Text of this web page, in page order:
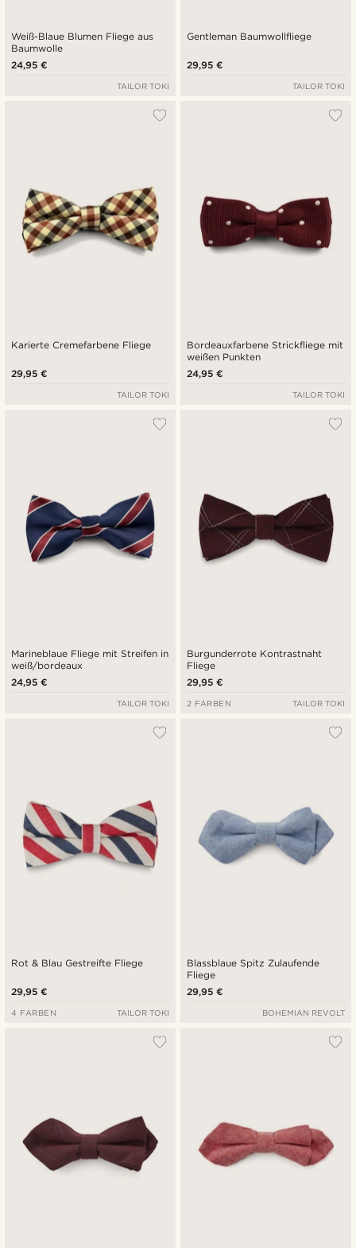
Weiß-Blaue Blumen Fliege aus
Baumwolle
24,95 €
TAILOR TOKI
Gentleman Baumwollfliege
29,95 €
TAILOR TOKI
Karierte Cremefarbene Fliege
29,95 €
TAILOR TOKI
Bordeauxfarbene Strickfliege mit
weißen Punkten
24,95 €
TAILOR TOKI
Marineblaue Fliege mit Streifen in
weiß/bordeaux
24,95 €
TAILOR TOKI
Burgunderrote Kontrastnaht
Fliege
29,95 €
2 FARBEN TAILOR TOKI
Rot & Blau Gestreifte Fliege
29,95 €
4 FARBEN TAILOR TOKI
Blassblaue Spitz Zulaufende
Fliege
29,95 €
BOHEMIAN REVOLT